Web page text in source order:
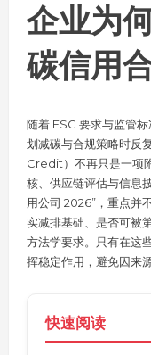
企业为
碳信用
随着 ESG 要求与监管
划减碳与合规策略时反
Credit）不再只是一项
核、供应链评估与信息
用公司 2026”，重点并
实减排基础、是否可被
方法学要求。只有在这
挥稳定作用，避免因来
快速阅读